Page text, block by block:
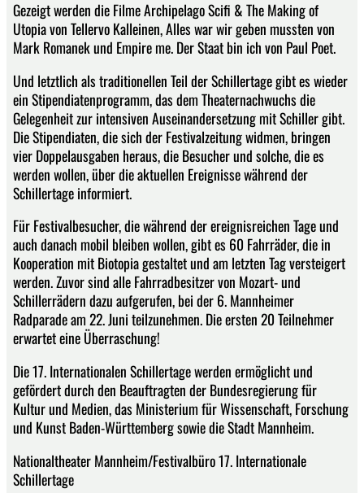
Gezeigt werden die Filme Archipelago Scifi & The Making of
Utopia von Tellervo Kalleinen, Alles war wir geben mussten von
Mark Romanek und Empire me. Der Staat bin ich von Paul Poet.
Und letztlich als traditionellen Teil der Schillertage gibt es wieder
ein Stipendiatenprogramm, das dem Theaternachwuchs die
Gelegenheit zur intensiven Auseinandersetzung mit Schiller gibt.
Die Stipendiaten, die sich der Festivalzeitung widmen, bringen
vier Doppelausgaben heraus, die Besucher und solche, die es
werden wollen, über die aktuellen Ereignisse während der
Schillertage informiert.
Für Festivalbesucher, die während der ereignisreichen Tage und
auch danach mobil bleiben wollen, gibt es 60 Fahrräder, die in
Kooperation mit Biotopia gestaltet und am letzten Tag versteigert
werden. Zuvor sind alle Fahrradbesitzer von Mozart- und
Schillerrädern dazu aufgerufen, bei der 6. Mannheimer
Radparade am 22. Juni teilzunehmen. Die ersten 20 Teilnehmer
erwartet eine Überraschung!
Die 17. Internationalen Schillertage werden ermöglicht und
gefördert durch den Beauftragten der Bundesregierung für
Kultur und Medien, das Ministerium für Wissenschaft, Forschung
und Kunst Baden-Württemberg sowie die Stadt Mannheim.
Nationaltheater Mannheim/Festivalbüro 17. Internationale
Schillertage